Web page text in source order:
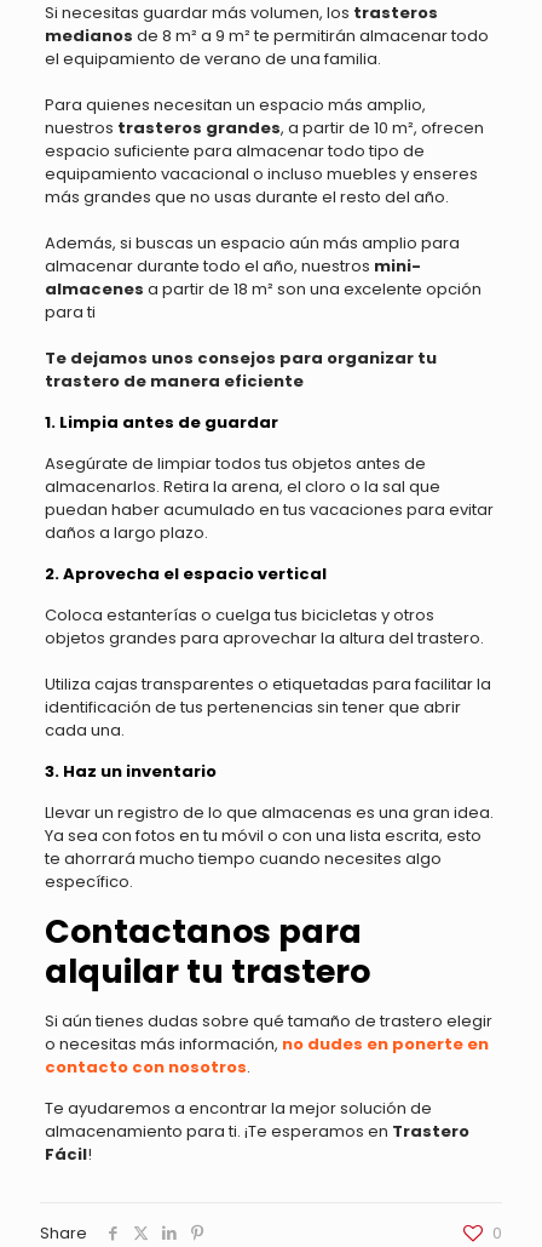
Si necesitas guardar más volumen, los trasteros
medianos de 8 m² a 9 m² te permitirán almacenar todo
el equipamiento de verano de una familia.
Para quienes necesitan un espacio más amplio,
nuestros trasteros grandes, a partir de 10 m², ofrecen
espacio suficiente para almacenar todo tipo de
equipamiento vacacional o incluso muebles y enseres
más grandes que no usas durante el resto del año.
Además, si buscas un espacio aún más amplio para
almacenar durante todo el año, nuestros mini-
almacenes a partir de 18 m² son una excelente opción
para ti
Te dejamos unos consejos para organizar tu
trastero de manera eficiente
1. Limpia antes de guardar
Asegúrate de limpiar todos tus objetos antes de
almacenarlos. Retira la arena, el cloro o la sal que
puedan haber acumulado en tus vacaciones para evitar
daños a largo plazo.
2. Aprovecha el espacio vertical
Coloca estanterías o cuelga tus bicicletas y otros
objetos grandes para aprovechar la altura del trastero.
Utiliza cajas transparentes o etiquetadas para facilitar la
identificación de tus pertenencias sin tener que abrir
cada una.
3. Haz un inventario
Llevar un registro de lo que almacenas es una gran idea.
Ya sea con fotos en tu móvil o con una lista escrita, esto
te ahorrará mucho tiempo cuando necesites algo
específico.
Contactanos para
alquilar tu trastero
Si aún tienes dudas sobre qué tamaño de trastero elegir
o necesitas más información, no dudes en ponerte en
contacto con nosotros.
Te ayudaremos a encontrar la mejor solución de
almacenamiento para ti. ¡Te esperamos en Trastero
Fácil!
Share 0